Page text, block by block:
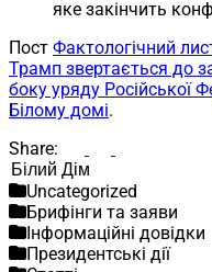
яке закінчить
Пост Фактологічний
Трамп звертається до
боку уряду Російської
Білому домі.
Share:
Пошук
Uncategorized
Брифінги та заяви
Інформаційні довідки
Президентські дії